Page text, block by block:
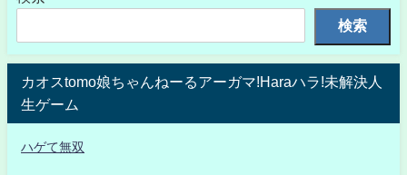
検索
カオスtomo娘ちゃんねーるアーガマ!Haraハラ!未解決人
生ゲーム
ハゲて無双